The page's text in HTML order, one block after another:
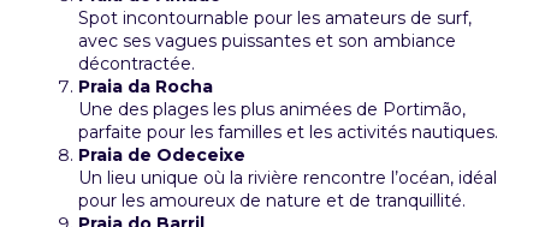
Spot incontournable pour les amateurs de surf,
avec ses vagues puissantes et son ambiance
décontractée.
Praia da Rocha
Une des plages les plus animées de Portimão,
parfaite pour les familles et les activités nautiques.
Praia de Odeceixe
Un lieu unique où la rivière rencontre l’océan, idéal
pour les amoureux de nature et de tranquillité.